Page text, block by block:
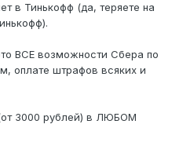
в Тинькофф (да, теряете на
ВСЕ возможности Сбера по
оплате штрафов всяких и
3000 рублей) в ЛЮБОМ